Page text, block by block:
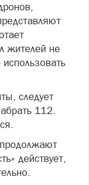
жителей не
следует
112.
действует,